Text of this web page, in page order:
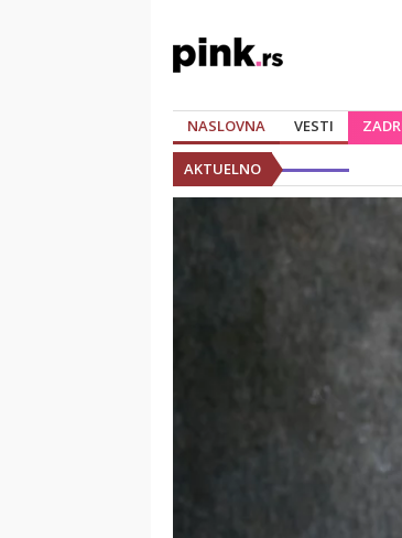
NASLOVNA VESTI
AKTUELNO